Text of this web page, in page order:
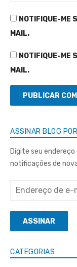
NOTIFIQUE-ME
MAIL.
NOTIFIQUE-ME
MAIL.
ASSINAR BLOG
Digite seu
notificações de
Endereço
e-
mailASSINAR
CATEGORIAS